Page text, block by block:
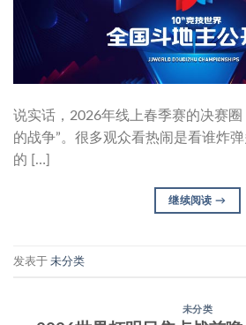
说实话，2026年线上春季赛的决赛
的战争”。很多观众看热闹是看谁炸
的 […]
继续阅读→
发表于 未分类
未分类